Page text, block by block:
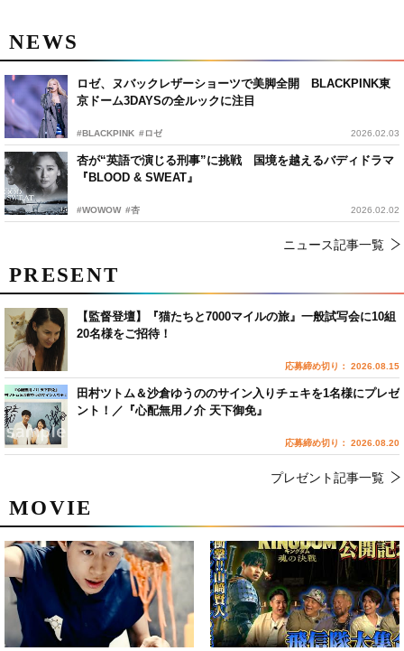
NEWS
ロゼ、ヌバックレザーショーツで美脚全開 BLACKPINK東
京ドーム3DAYSの全ルックに注目
#BLACKPINK #ロゼ 2026.02.03
杏が“英語で演じる刑事”に挑戦 国境を越えるバディドラマ
『BLOOD & SWEAT』
#WOWOW #杏 2026.02.02
ニュース記事一覧
MOVIE
PRESENT
【監督登壇】『猫たちと7000マイルの旅』一般試写会に10組
20名様をご招待！
応募締め切り： 2026.08.15
田村ツトム＆沙倉ゆうののサイン入りチェキを1名様にプレゼ
ント！／『心配無用ノ介 天下御免』
応募締め切り： 2026.08.20
プレゼント記事一覧